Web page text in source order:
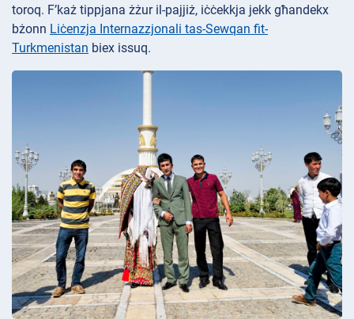
toroq. F’każ tippjana żżur il-pajjiż, iċċekkja jekk għandekx
bżonn Liċenzja Internazzjonali tas-Sewqan fit-
Turkmenistan biex issuq.